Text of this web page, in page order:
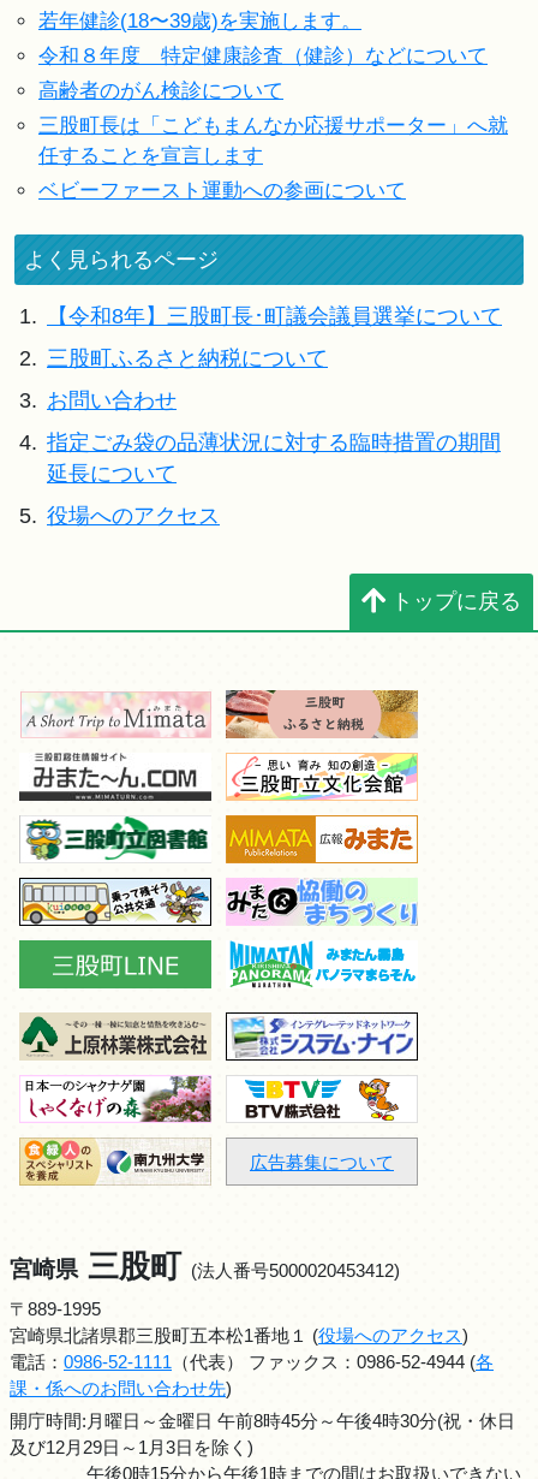
若年健診(18〜39歳)を実施します。
令和８年度 特定健康診査（健診）などについて
高齢者のがん検診について
三股町長は「こどもまんなか応援サポーター」へ就
任することを宣言します
ベビーファースト運動への参画について
よく見られるページ
1.
【令和8年】三股町長･町議会議員選挙について
2. 三股町ふるさと納税について
3. お問い合わせ
4. 指定ごみ袋の品薄状況に対する臨時措置の期間
延長について
5. 役場へのアクセス
トップに戻る
広告募集について
宮崎県 三股町 (法人番号5000020453412)
〒889-1995
宮崎県北諸県郡三股町五本松1番地１ (役場へのアクセス)
電話： 0986-52-1111 （代表） ファックス：0986-52-4944 (各
課・係へのお問い合わせ先)
開庁時間:月曜日～金曜日 午前8時45分～午後4時30分(祝・休日
及び12月29日～1月3日を除く)
午後0時15分から午後1時までの間はお取扱いできない